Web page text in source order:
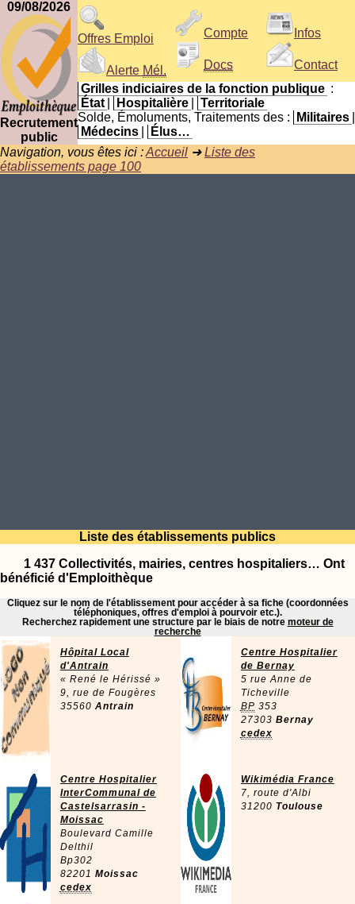
09/08/2026
Recrutement
public
Offres Emploi
Alerte Mél.
Compte
Docs
Infos
Contact
Grilles indiciaires de la fonction publique :
État
Hospitalière
Territoriale
Solde, Émoluments, Traitements des :
Militaires
Médecins
Élus…
Navigation, vous êtes ici :Accueil ➜Liste des
établissements page 100
Liste des établissements publics
1 437 Collectivités, mairies, centres hospitaliers… Ont
bénéficié d'Emploithèque
Cliquez sur le nom de l'établissement pour accéder à sa fiche (coordonnées
téléphoniques, offres d'emploi à pourvoir etc.).
Recherchez rapidement une structure par le biais de notre moteur de
recherche
Hôpital Local
d'Antrain
« René le Hérissé »
9, rue de Fougères
35560 Antrain
Centre Hospitalier
de Bernay
5 rue Anne de
Ticheville
BP 353
27303 Bernay
cedex
Centre Hospitalier
InterCommunal de
Castelsarrasin -
Moissac
Boulevard Camille
Delthil
Bp302
82201 Moissac
cedex
Wikimédia France
7, route d'Albi
31200 Toulouse